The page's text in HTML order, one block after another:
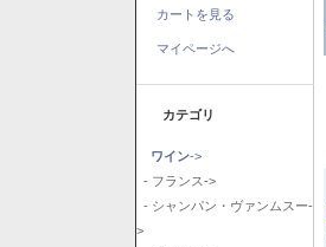
カートを見る
マイページへ
カテゴリ
ワイン->
- フランス->
- シャンパン・ヴァンムスー-
>